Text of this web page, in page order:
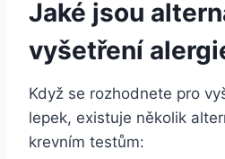
Jaké jsou‌
vyšetření
Když se‌ rozhodnete pro⁣
lepek, existuje několik‍
krevním testům: